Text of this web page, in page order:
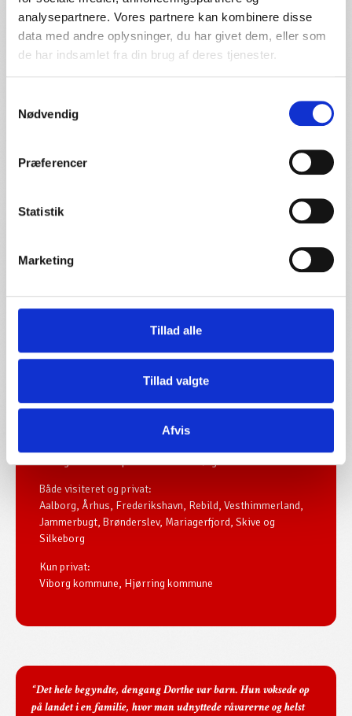
analysepartnere. Vores partnere kan kombinere disse
data med andre oplysninger, du har givet dem, eller som
de har indsamlet fra din brug af deres tjenester.
Nødvendig
Præferencer
Statistik
Marketing
Tillad alle
Tillad valgte
Afvis
hjemmelavet – fra de friskbagte boller og rørte farsretter
til syltetøj, kager og tilbehør.
Bestil mad
Vi er godkendt til pensionistmad i følgende kommuner:
Både visiteret og privat:
Aalborg, Århus, Frederikshavn, Rebild, Vesthimmerland,
Jammerbugt, Brønderslev, Mariagerfjord, Skive og
Silkeborg
Kun privat:
Viborg kommune, Hjørring kommune
“Det hele begyndte, dengang Dorthe var barn. Hun voksede op
på landet i en familie, hvor man udnyttede råvarerne og helst